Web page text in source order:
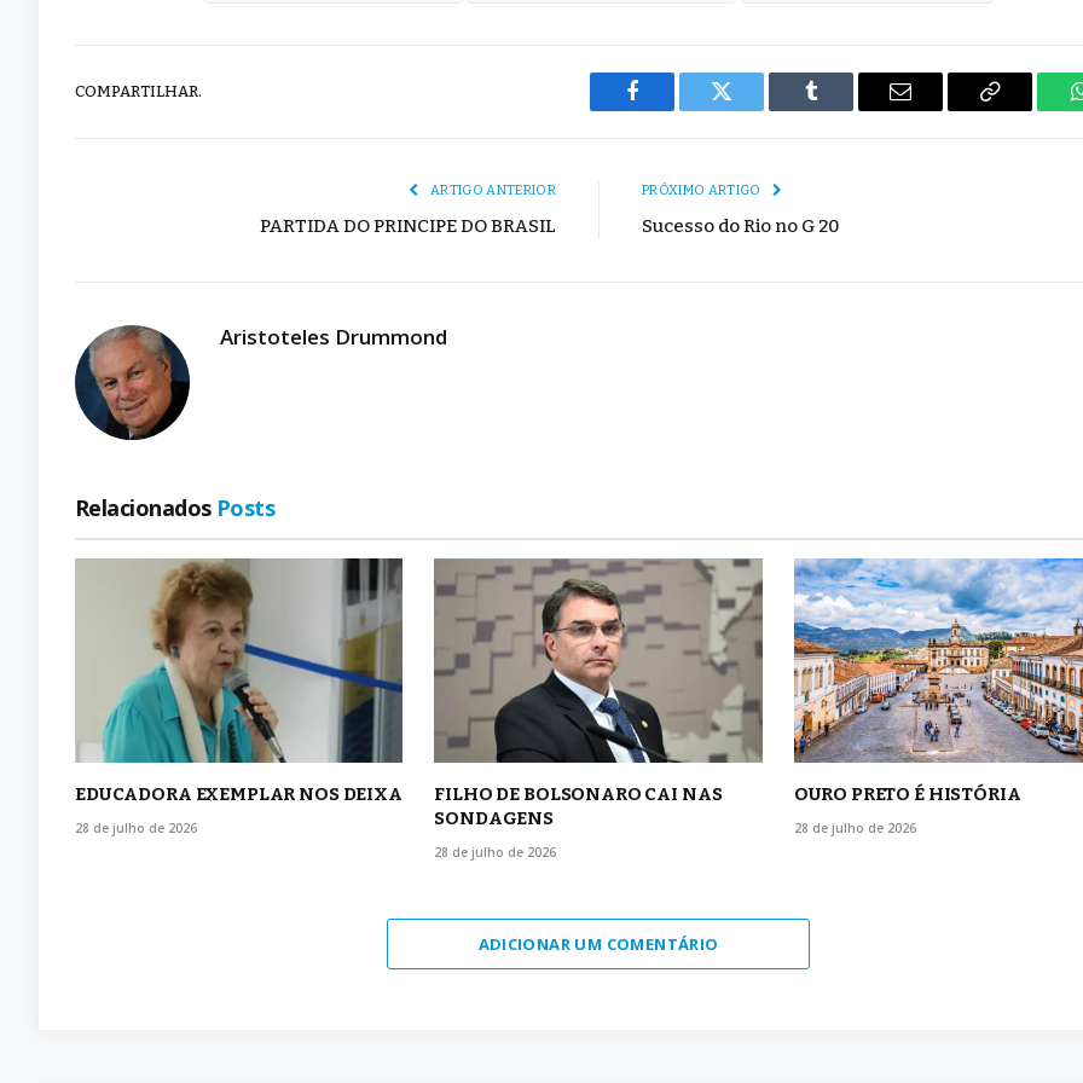
COMPARTILHAR.
Facebook Twitter Tumblr
E-
Copiar
ARTIGO ANTERIOR
PARTIDA DO PRINCIPE DO BRASIL
PRÓXIMO ARTIGO
Sucesso do Rio no G 20
Aristoteles Drummond
Relacionados Posts
EDUCADORA EXEMPLAR NOS DEIXA
28 de julho de 2026
FILHO DE BOLSONARO CAI NAS
SONDAGENS
28 de julho de 2026
OURO PRETO É HISTÓRIA
28 de julho de 2026
ADICIONAR UM COMENTÁRIO